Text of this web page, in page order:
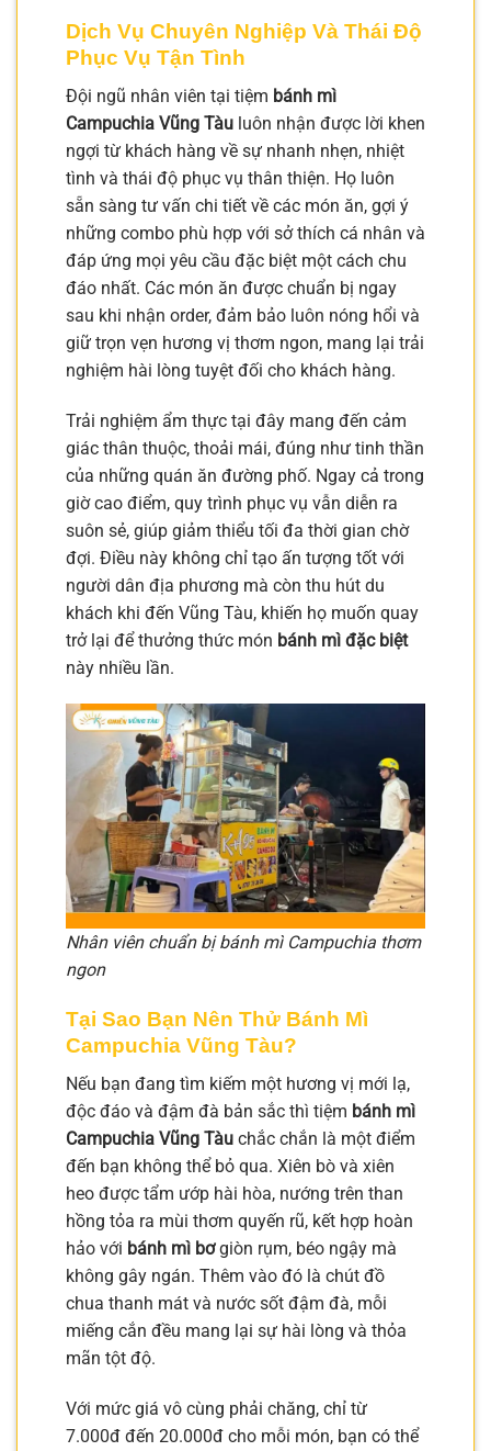
Dịch Vụ Chuyên Nghiệp Và Thái Độ
Phục Vụ Tận Tình
Đội ngũ nhân viên tại tiệm bánh mì
Campuchia Vũng Tàu luôn nhận được lời khen
ngợi từ khách hàng về sự nhanh nhẹn, nhiệt
tình và thái độ phục vụ thân thiện. Họ luôn
sẵn sàng tư vấn chi tiết về các món ăn, gợi ý
những combo phù hợp với sở thích cá nhân và
đáp ứng mọi yêu cầu đặc biệt một cách chu
đáo nhất. Các món ăn được chuẩn bị ngay
sau khi nhận order, đảm bảo luôn nóng hổi và
giữ trọn vẹn hương vị thơm ngon, mang lại trải
nghiệm hài lòng tuyệt đối cho khách hàng.
Trải nghiệm ẩm thực tại đây mang đến cảm
giác thân thuộc, thoải mái, đúng như tinh thần
của những quán ăn đường phố. Ngay cả trong
giờ cao điểm, quy trình phục vụ vẫn diễn ra
suôn sẻ, giúp giảm thiểu tối đa thời gian chờ
đợi. Điều này không chỉ tạo ấn tượng tốt với
người dân địa phương mà còn thu hút du
khách khi đến Vũng Tàu, khiến họ muốn quay
trở lại để thưởng thức món bánh mì đặc biệt
này nhiều lần.
Nhân viên chuẩn bị bánh mì Campuchia thơm
ngon
Tại Sao Bạn Nên Thử Bánh Mì
Campuchia Vũng Tàu?
Nếu bạn đang tìm kiếm một hương vị mới lạ,
độc đáo và đậm đà bản sắc thì tiệm bánh mì
Campuchia Vũng Tàu chắc chắn là một điểm
đến bạn không thể bỏ qua. Xiên bò và xiên
heo được tẩm ướp hài hòa, nướng trên than
hồng tỏa ra mùi thơm quyến rũ, kết hợp hoàn
hảo với bánh mì bơgiòn rụm, béo ngậy mà
không gây ngán. Thêm vào đó là chút đồ
chua thanh mát và nước sốt đậm đà, mỗi
miếng cắn đều mang lại sự hài lòng và thỏa
mãn tột độ.
Với mức giá vô cùng phải chăng, chỉ từ
7.000đ đến 20.000đ cho mỗi món, bạn có thể